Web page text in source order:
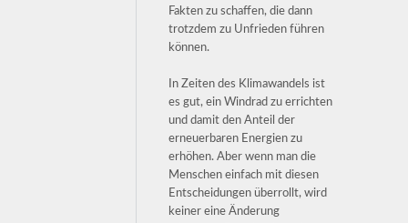
Fakten zu schaffen, die dann
trotzdem zu Unfrieden führen
können.
In Zeiten des Klimawandels ist
es gut, ein Windrad zu errichten
und damit den Anteil der
erneuerbaren Energien zu
erhöhen. Aber wenn man die
Menschen einfach mit diesen
Entscheidungen überrollt, wird
keiner eine Änderung